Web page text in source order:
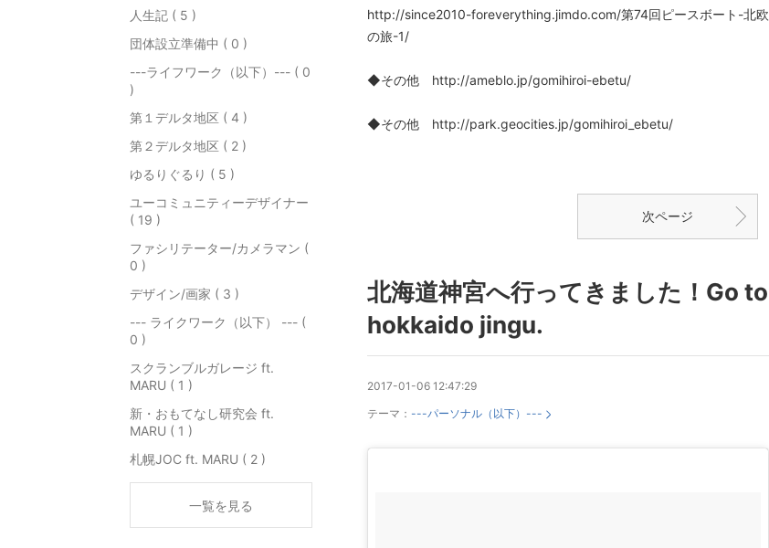
http://since2010-foreverything.jimdo.com/第74回ピースボート-北欧
の旅-1/
◆その他 http://ameblo.jp/gomihiroi-ebetu/
◆その他 http://park.geocities.jp/gomihiroi_ebetu/
次ページ
北海道神宮へ行ってきました！Go to
hokkaido jingu.
2017-01-06 12:47:29
テーマ： ---パーソナル（以下）---
人生記 ( 5 )
団体設立準備中 ( 0 )
---ライフワーク（以下）--- ( 0
)
第１デルタ地区 ( 4 )
第２デルタ地区 ( 2 )
ゆるりぐるり ( 5 )
ユーコミュニティーデザイナー
( 19 )
ファシリテーター/カメラマン (
0 )
デザイン/画家 ( 3 )
--- ライクワーク（以下） --- (
0 )
スクランブルガレージ ft.
MARU ( 1 )
新・おもてなし研究会 ft.
MARU ( 1 )
札幌JOC ft. MARU ( 2 )
一覧を見る